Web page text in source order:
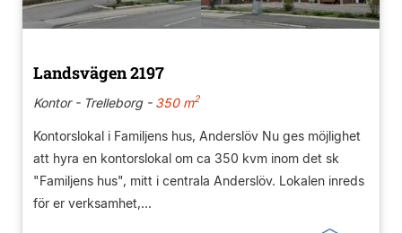
Landsvägen 2197
Kontor - Trelleborg -350 m2
Kontorslokal i Familjens hus, Anderslöv Nu ges möjlighet
att hyra en kontorslokal om ca 350 kvm inom det sk
"Familjens hus", mitt i centrala Anderslöv. Lokalen inreds
för er verksamhet,...